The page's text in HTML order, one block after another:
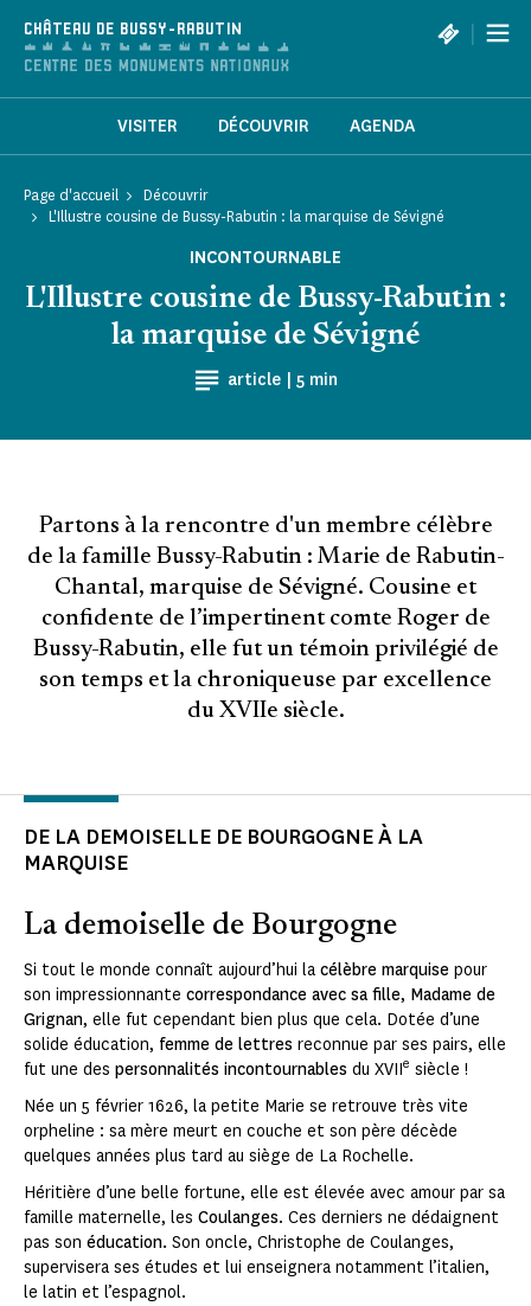
CHÂTEAU DE BUSSY-RABUTIN |
VISITER DÉCOUVRIR AGENDA
Page d'accueil
Découvrir
L'Illustre cousine de Bussy-Rabutin : la marquise de Sévigné
INCONTOURNABLE
article | Temps de Lecture
5 min
L'Illustre cousine de Bussy-Rabutin :
la marquise de Sévigné
Partons à la rencontre d'un membre célèbre
de la famille Bussy-Rabutin : Marie de Rabutin-
Chantal, marquise de Sévigné. Cousine et
confidente de l’impertinent comte Roger de
Bussy-Rabutin, elle fut un témoin privilégié de
son temps et la chroniqueuse par excellence
du XVIIe siècle.
DE LA DEMOISELLE DE BOURGOGNE À LA
MARQUISE
La demoiselle de Bourgogne
Si tout le monde connaît aujourd’hui la célèbre marquise pour
son impressionnante correspondance avec sa fille, Madame de
Grignan, elle fut cependant bien plus que cela. Dotée d’une
solide éducation, femme de lettres reconnue par ses pairs, elle
fut une des personnalités incontournables du XVIIe siècle !
Née un 5 février 1626, la petite Marie se retrouve très vite
orpheline : sa mère meurt en couche et son père décède
quelques années plus tard au siège de La Rochelle.
Héritière d’une belle fortune, elle est élevée avec amour par sa
famille maternelle, les Coulanges. Ces derniers ne dédaignent
pas son éducation. Son oncle, Christophe de Coulanges,
supervisera ses études et lui enseignera notamment l’italien,
le latin et l’espagnol.